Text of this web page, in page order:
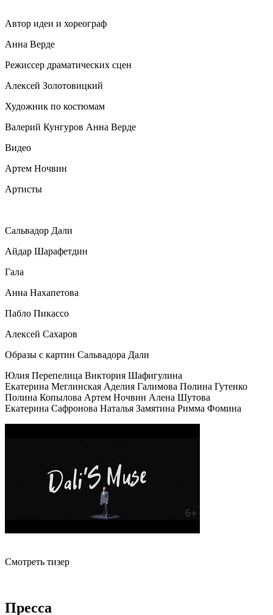
Автор идеи и хореограф
Анна Верде
Режиссер драматических сцен
Алексей Золотовицкий
Художник по костюмам
Валерий Кунгуров Анна Верде
Видео
Артем Ночвин
Артисты
Сальвадор Дали
Айдар Шарафетдин
Гала
Анна Нахапетова
Пабло Пикассо
Алексей Сахаров
Образы с картин Сальвадора Дали
Юлия Перепелица Виктория Шафигулина
Екатерина Меглинская Аделия Галимова Полина Гутенко
Полина Копылова Артем Ночвин Алена Шутова
Екатерина Сафронова Наталья Замятина Римма Фомина
Смотреть тизер
Пресса